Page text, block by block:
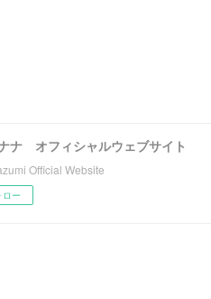
ナ オフィシャルウェブサイト
Official Website
ロー